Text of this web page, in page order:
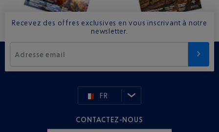
Recevez des offres exclusives en vous inscrivant à notre
newsletter.
Adresse email
FR
CONTACTEZ-NOUS